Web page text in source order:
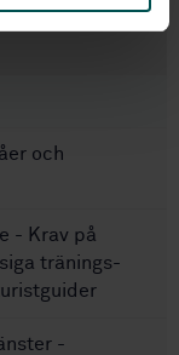
och
- Krav på
tränings-
-